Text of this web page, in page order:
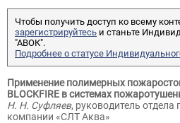
Чтобы получить доступ ко всему
зарегистрируйтесь и станьте
"АВОК".
Подробнее о статусе
Применение полимерных
BLOCKFIRE в системах
Н. Н. Суфляев, руководитель
компании «СЛТ Аква»